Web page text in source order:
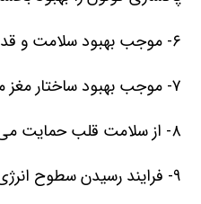
۶- موجب بهبود سلامت و قدرت جنسی می شود.
۷- موجب بهبود ساختار مغز می گردد.
۸- از سلامت قلب حمایت می کند.
۹- فرایند رسیدن سطوح انرژی به بدن را بهتر می کند.